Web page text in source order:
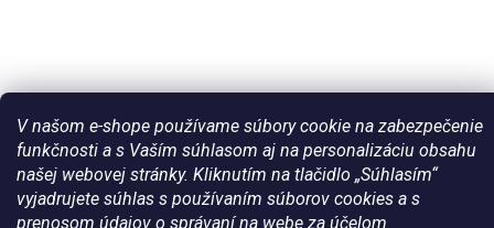
V našom e-shope používame súbory cookie na zabezpečenie
funkčnosti a s Vaším súhlasom aj na personalizáciu obsahu
našej webovej stránky. Kliknutím na tlačidlo „Súhlasím“
vyjadrujete súhlas s používaním súborov cookies a s
prenosom údajov o správaní na webe za účelom
Vytvoril Shoptet